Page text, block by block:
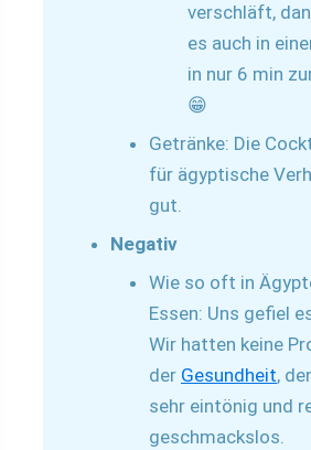
verschläft,
es auch in
in nur 6 min
😁
Getränke: Die
für ägyptische
gut.
Negativ
Wie so oft in
Essen: Uns gefiel
Wir hatten keine
der Gesundheit,
sehr eintönig und
geschmackslos.